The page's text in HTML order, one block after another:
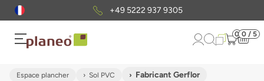
Envoi gratuit d'échantillons
0 0 / 5
Espace plancher Sol PVC Fabricant Gerflor